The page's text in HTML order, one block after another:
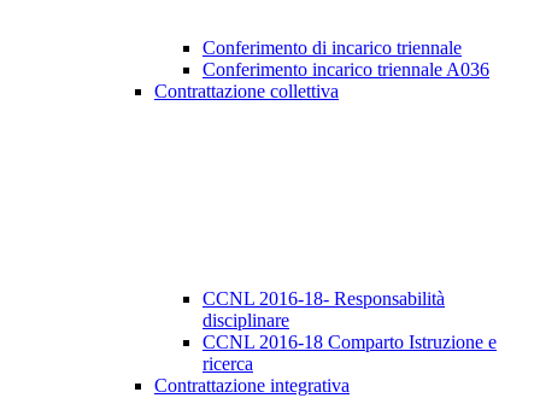
Conferimento di incarico triennale
Conferimento incarico triennale A036
Contrattazione collettiva
CCNL 2016-18- Responsabilità
disciplinare
CCNL 2016-18 Comparto Istruzione e
ricerca
Contrattazione integrativa